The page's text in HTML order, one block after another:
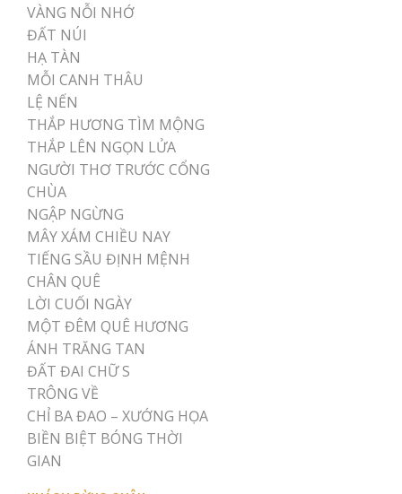
VÀNG NỖI NHỚ
ĐẤT NÚI
HẠ TÀN
MỖI CANH THÂU
LỆ NẾN
THẮP HƯƠNG TÌM MỘNG
THẮP LÊN NGỌN LỬA
NGƯỜI THƠ TRƯỚC CỔNG
CHÙA
NGẬP NGỪNG
MÂY XÁM CHIỀU NAY
TIẾNG SẦU ĐỊNH MỆNH
CHÂN QUÊ
LỜI CUỐI NGÀY
MỘT ĐÊM QUÊ HƯƠNG
ÁNH TRĂNG TAN
ĐẤT ĐAI CHỮ S
TRÔNG VỀ
CHỈ BA ĐAO – XƯỚNG HỌA
BIỀN BIỆT BÓNG THỜI
GIAN